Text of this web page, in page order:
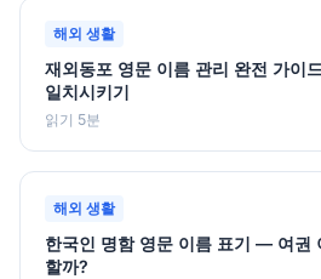
해외 생활
재외동포 영문 이름 관리 완전 가이
일치시키기
읽기 5분
해외 생활
한국인 명함 영문 이름 표기 — 여권
할까?